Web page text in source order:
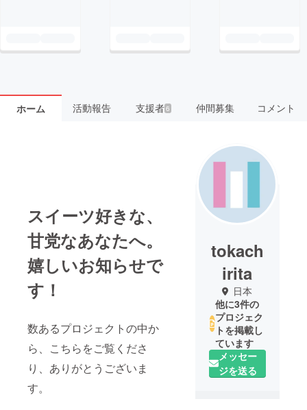
ホーム 活動報告 支援者6 仲間募集 コメント
スイーツ好きな、
甘党なあなたへ。
嬉しいお知らせで
す！
数あるプロジェクトの中か
ら、こちらをご覧くださ
り、ありがとうございま
す。
tokach
irita
日本
他に3件の
プロジェク
トを掲載し
ています
メッセー
ジを送る